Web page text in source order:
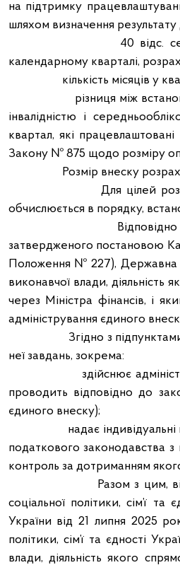
на підтримку
шляхом визначення
40 відс.
календарному кварталі,
кількість місяців у
різниця між
інвалідністю і
квартал, які
Закону № 875 щодо розміру
Розмір внеску
Для цілей розрахунку
обчислюється в порядку,
Відповідно до п. 1
затвердженого постановою
Положення № 227), Державна
виконавчої влади, діяльність
через Міністра фінансів, і
адміністрування єдиного
Згідно з підпунктами 12,
неї завдань, зокрема:
здійснює
проводить відповідно до
єдиного внеску);
надає індивідуальні
податкового законодавства
контроль за дотриманням
Разом з цим,
соціальної політики, сім’ї
України від 21 липня 2025
політики, сім’ї та єдності
влади, діяльність якого